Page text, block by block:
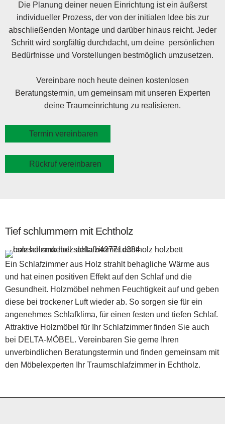
Die Planung deiner neuen Einrichtung ist ein äußerst
individueller Prozess, der von der initialen Idee bis zur
abschließenden Montage und darüber hinaus reicht. Jeder
Schritt wird sorgfältig durchdacht, um deine persönlichen
Bedürfnisse und Vorstellungen bestmöglich umzusetzen.
Vereinbare noch heute deinen kostenlosen
Beratungstermin, um gemeinsam mit unseren Experten
deine Traumeinrichtung zu realisieren.
Termin vereinbaren
Rückruf vereinbaren
Tief schlummern mit Echtholz
Ein Schlafzimmer aus Holz strahlt behagliche Wärme aus
und hat einen positiven Effekt auf den Schlaf und die
Gesundheit. Holzmöbel nehmen Feuchtigkeit auf und geben
diese bei trockener Luft wieder ab. So sorgen sie für ein
angenehmes Schlafklima, für einen festen und tiefen Schlaf.
Attraktive Holzmöbel für Ihr Schlafzimmer finden Sie auch
bei DELTA-MÖBEL. Vereinbaren Sie gerne Ihren
unverbindlichen Beratungstermin und finden gemeinsam mit
den Möbelexperten Ihr Traumschlafzimmer in Echtholz.